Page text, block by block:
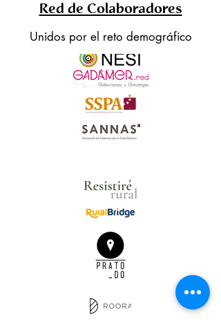
Red de Colaboradores
Unidos por el reto demográfico